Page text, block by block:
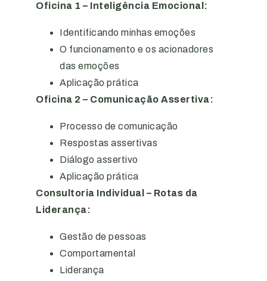
Oficina 1 – Inteligência Emocional:
Identificando minhas emoções
O funcionamento e os acionadores
das emoções
Aplicação prática
Oficina 2 – Comunicação Assertiva:
Processo de comunicação
Respostas assertivas
Diálogo assertivo
Aplicação prática
Consultoria Individual – Rotas da
Liderança:
Gestão de pessoas
Comportamental
Liderança